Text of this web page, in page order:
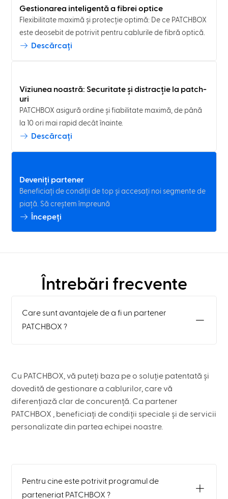
Gestionarea inteligentă a fibrei optice
Flexibilitate maximă și protecție optimă: De ce PATCHBOX
este deosebit de potrivit pentru cablurile de fibră optică.
Descărcați
Viziunea noastră: Securitate și distracție la patch-
uri
PATCHBOX asigură ordine și fiabilitate maximă, de până
la 10 ori mai rapid decât înainte.
Descărcați
Deveniți partener
Beneficiați de condiții de top și accesați noi segmente de
piață. Să creștem împreună
Începeți
Întrebări frecvente
Care sunt avantajele de a fi un partener
PATCHBOX ?
Cu PATCHBOX, vă puteți baza pe o soluție patentată și
dovedită de gestionare a cablurilor, care vă
diferențiază clar de concurență. Ca partener
PATCHBOX , beneficiați de condiții speciale și de servicii
personalizate din partea echipei noastre.
Pentru cine este potrivit programul de
parteneriat PATCHBOX ?